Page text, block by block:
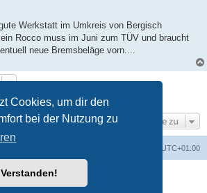
Cookies, um dir den
bei der Nutzung zu
Verstanden!
Werkstatt im Umkreis von Bergisch
Rocco muss im Juni zum TÜV und braucht
neue Bremsbeläge vorn....
1 Beitrag • Seite1von 1
Gehe zu
UTC+01:00
phpBB® Forum Software © phpBB Limited
phpBB.de